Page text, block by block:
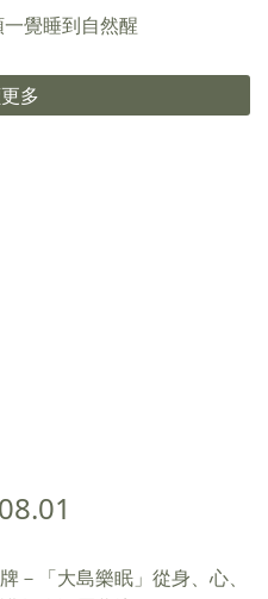
覺睡到自然醒
多
－「大島樂眠」從身、心、